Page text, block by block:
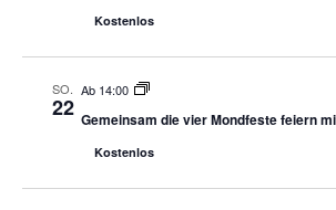
Kostenlos
SO.
22
Ab 14:00
Gemeinsam die vier Mondfeste feiern
Kostenlos